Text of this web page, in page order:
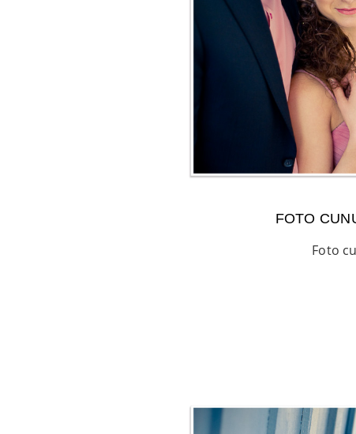
FOTO
Foto